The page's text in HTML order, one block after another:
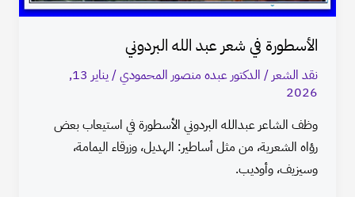
الأسطورة في شعر عبد الله البردوني
نقد الشعر / الدكتور عبده منصور المحمودي/
يناير 13,
2026
وظف الشاعر عبدالله البردوني الأسطورة في استيعاب بعض
رؤاه الشعرية، من مثل أساطير: الهديل، وزرقاء اليمامة،
وسيزيف، وأوديب.